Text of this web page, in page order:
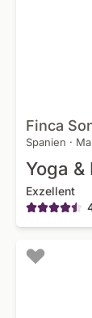
Finca
Spanien ·
Yoga
Exzellent